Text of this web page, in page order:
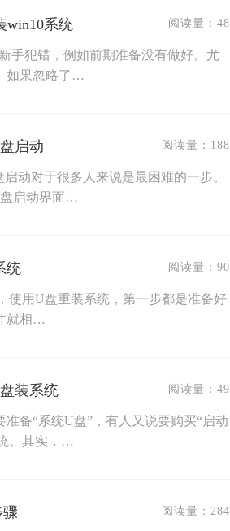
win10系统 阅读量： 48
手犯错，例如前期准备没有做好。尤
如果忽略了…
启动 阅读量： 188
动对于很多人来说是最困难的一步。
启动界面…
统 阅读量： 90
使用U盘重装系统，第一步都是准备好
就相…
装系统 阅读量： 49
备“系统U盘”，有人又说要购买“启动
。其实，…
阅读量： 284